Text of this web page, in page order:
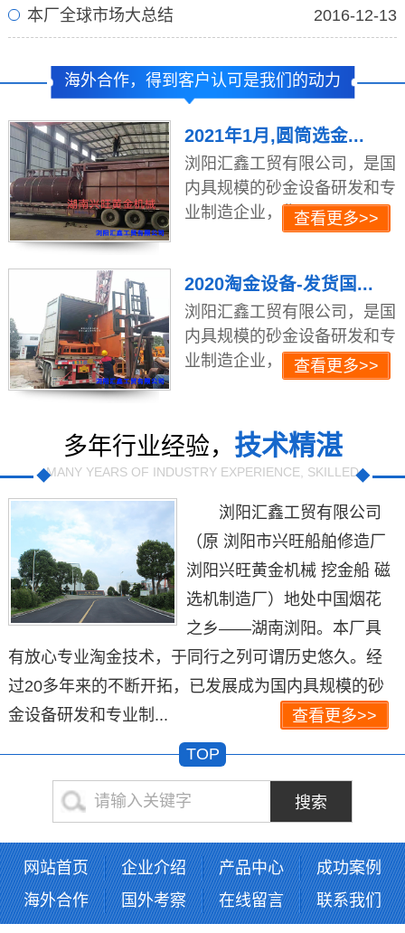
本厂全球市场大总结 2016-12-13
海外合作，得到客户认可是我们的动力
2021年1月,圆筒选金...
浏阳汇鑫工贸有限公司，是国
内具规模的砂金设备研发和专
业制造企业，集工...查看更多>>
2020淘金设备-发货国...
浏阳汇鑫工贸有限公司，是国
内具规模的砂金设备研发和专
业制造企业，集工...查看更多>>
多年行业经验， 技术精湛
MANY YEARS OF INDUSTRY EXPERIENCE, SKILLED
浏阳汇鑫工贸有限公司
（原 浏阳市兴旺船舶修造厂
浏阳兴旺黄金机械 挖金船 磁
选机制造厂）地处中国烟花
之乡——湖南浏阳。本厂具
有放心专业淘金技术，于同行之列可谓历史悠久。经
过20多年来的不断开拓，已发展成为国内具规模的砂
金设备研发和专业制...
查看更多>>
TOP
网站首页 企业介绍 产品中心
成功案例
海外合作
国外考察 在线留言 联系我们